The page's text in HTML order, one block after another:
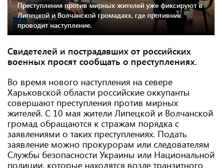
Преступления против мирных жителей уже фиксируют в
Липецкой и Волчанской громадахх, где противник
проводит наступление.
Свидетелей и пострадавших от российских
военных просят сообщать о преступлениях.
Во время нового наступления на севере
Харьковской области российские оккупанты
совершают преступления против мирных
жителей. С 10 мая жители Липецкой и Волчанской
громад обращаются к стражам порядка с
заявлениями о таких преступлениях. Подать
заявление можно прокурорам или следователям
Службы безопасности Украины или Национальной
полиции, которые находятся возле транзитного